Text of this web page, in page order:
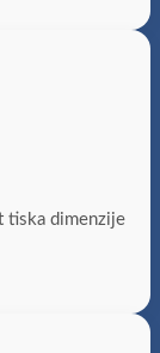
tiska dimenzije